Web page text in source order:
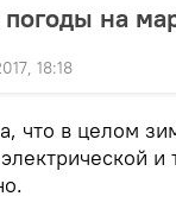
на
18:18
что в целом